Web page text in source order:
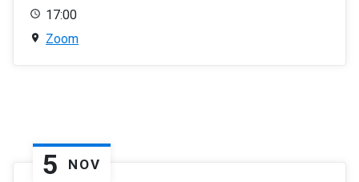
17:00
Zoom
5 NOV